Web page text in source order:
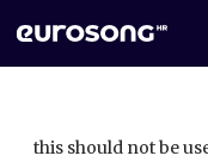
this should not be